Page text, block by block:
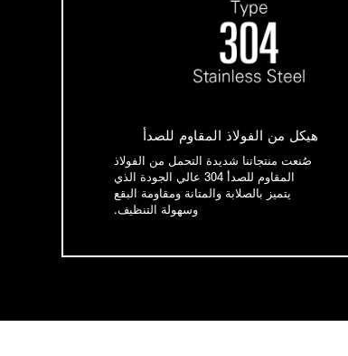
هيكل من الفولاذ المقاوم للصدأ
صُنعت منتجاتنا شديدة التحمل من الفولاذ
المقاوم للصدأ 304 عالي الجودة الذي
يتميز بالصلابة والمتانة ومقاومة البقع
وسهولة التنظيف.